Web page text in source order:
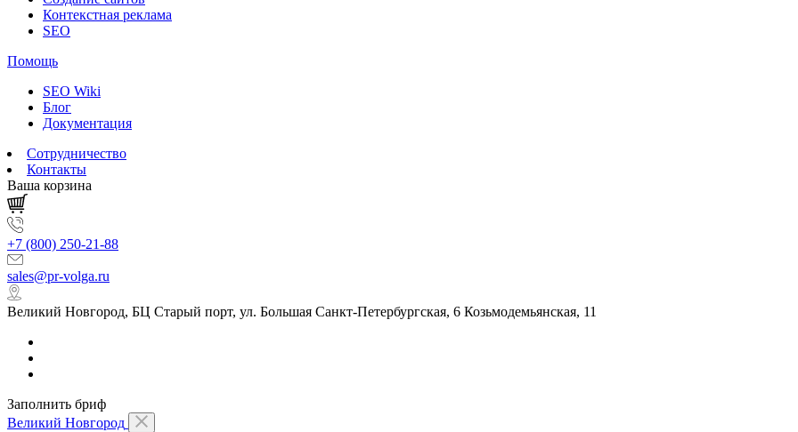
Контекстная реклама
SEO
Помощь
SEO Wiki
Блог
Документация
Сотрудничество
Контакты
Ваша корзина
+7 (800) 250-21-88
sales@pr-volga.ru
Великий Новгород, БЦ Старый порт, ул. Большая Санкт-Петербургская, 6 Козьмодемьянская, 11
Заполнить бриф
Великий Новгород